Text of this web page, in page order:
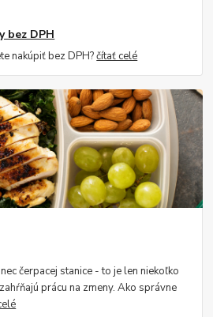
bez DPH
nakúpiť bez DPH?čítať celé
čerpacej stanice - to je len niekoľko
prácu na zmeny. Ako správne